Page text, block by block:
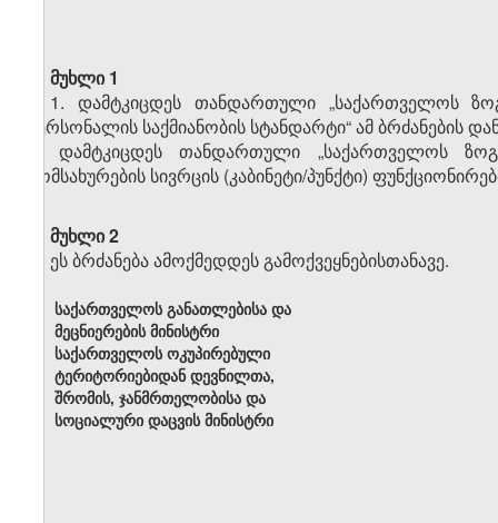
მუხლი 1
1. დამტკიცდეს თანდართული „საქართველოს
პერსონალის საქმიანობის სტანდარტი“ ამ ბრძანების
2. დამტკიცდეს თანდართული „საქართველოს
მომსახურების სივრცის (კაბინეტი/პუნქტი)
მუხლი 2
ეს ბრძანება ამოქმედდეს გამოქვეყნებისთანავე.
საქართველოს განათლებისა და
მეცნიერების მინისტრი
საქართველოს ოკუპირებული
ტერიტორიებიდან დევნილთა,
შრომის, ჯანმრთელობისა და
სოციალური დაცვის მინისტრი